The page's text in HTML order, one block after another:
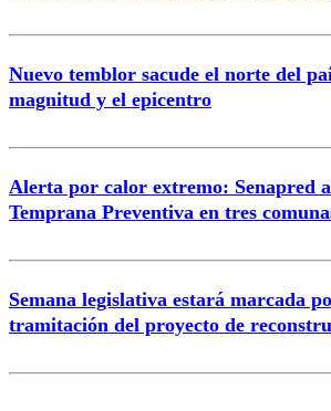
Nuevo temblor sacude el norte del
magnitud y el epicentro
Alerta por calor extremo: Senapred
Temprana Preventiva en tres
Semana legislativa estará marcada
tramitación del proyecto de